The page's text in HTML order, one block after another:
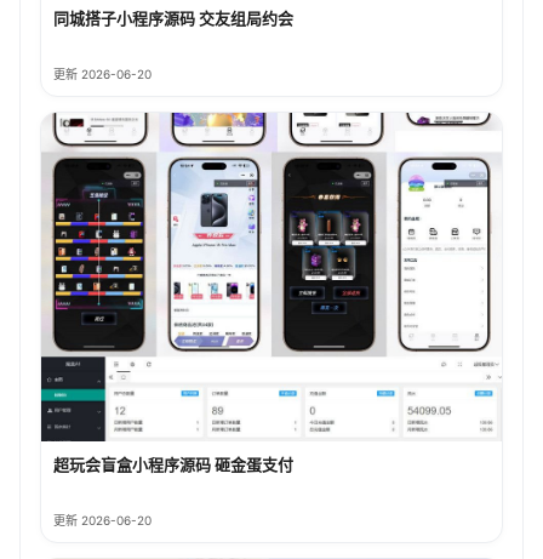
同城搭子小程序源码 交友组局约会
更新 2026-06-20
超玩会盲盒小程序源码 砸金蛋支付
更新 2026-06-20